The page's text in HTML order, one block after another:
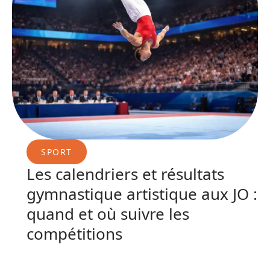
SPORT
Les calendriers et résultats
gymnastique artistique aux JO :
quand et où suivre les
compétitions